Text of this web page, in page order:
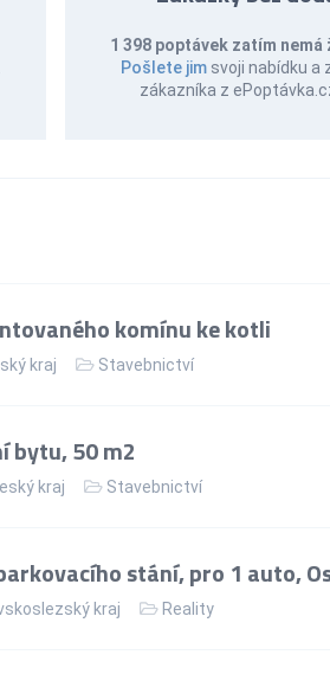
1 398 poptávek zatím nemá
Pošlete jim svoji nabídku a
zákazníka z
komínu ke kotli
kraj Stavebnictví
bytu, 50 m2
kraj Stavebnictví
stání, pro 1 auto,
kraj Reality